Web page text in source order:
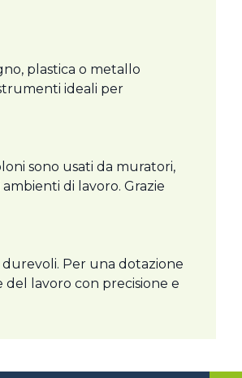
plastica o metallo
ideali per
sono usati da muratori,
di lavoro. Grazie
durevoli. Per una dotazione
lavoro con precisione e